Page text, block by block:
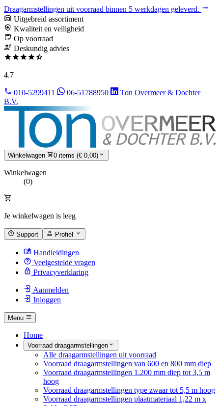
Draagarmstellingen uit voorraad binnen 5 werkdagen geleverd.
Uitgebreid assortiment
Kwaliteit en veiligheid
Op voorraad
Deskundig advies
4.7
010-5299411 06-51788950
Ton Overmeer & Dochter
B.V.
Winkelwagen 0 items (€ 0,00)
Winkelwagen
(0)
Je winkelwagen is leeg
Support Profiel
Handleidingen
Veelgestelde vragen
Privacyverklaring
Aanmelden
Inloggen
Menu
Home
Voorraad draagarmstellingen
Alle draagarmstellingen uit voorraad
Voorraad draagarmstellingen van 600 en 800 mm diep
Voorraad draagarmstellingen 1.200 mm diep tot 3,5 m
hoog
Voorraad draagarmstellingen type zwaar tot 5,5 m hoog
Voorraad draagarmstellingen plaatmateriaal 1,22 m x